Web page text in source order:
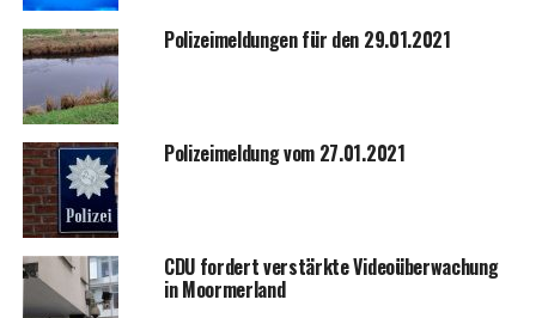
Poli­zei­mel­dun­gen für den 29.01.2021
Poli­zei­mel­dung vom 27.01.2021
CDU for­dert ver­stärk­te Video­über­wa­chung
in Moormerland